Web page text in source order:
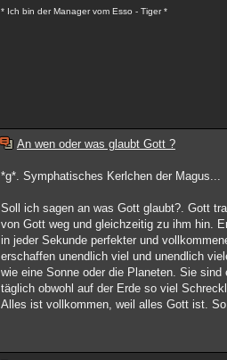
* Ich bin der Manager vom Esso - Tiger *
An wen oder was glaubt Gott ?
*g*. Symphatisches Kerlchen der Magus...
Soll ich sagen an was Gott glaubt?. Gott
von Gott weg und gleichzeitig zu ihm hin.
in jeder Sekunde perfekter und
erschaffen unendlich viel und unendlich
wie eine Sonne oder die Planeten. Sie
täglich obwohl auf der Erde so viel
Alles ist vollkommen, weil alles Gott ist.